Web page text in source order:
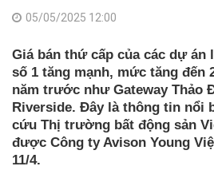
05/05/2025 12:00
Giá bán thứ cấp của các dự án
số 1 tăng mạnh, mức tăng đến
năm trước như Gateway Thảo
Riverside. Đây là thông tin nổi
cứu Thị trường bất động sản
được Công ty Avison Young
11/4.